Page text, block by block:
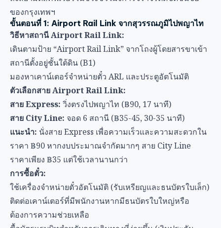
สาย City Line:จอด 6 สถานี (฿35-45, 30-35 นาที)
แนะนำ:นั่งสาย Express เพื่อความเร็วและความสะดวกใน
ราคา ฿90 หากงบประมาณจำกัดมากๆ สาย City Line
ราคาเพียง ฿35 แต่ใช้เวลานานกว่า
การซื้อตั๋ว:
ใช้เครื่องจำหน่ายตั๋วอัตโนมัติ (รับเหรียญและธนบัตรใบเล็ก)
ติดต่อเคาน์เตอร์ที่มีพนักงานหากมีธนบัตรใบใหญ่หรือ
ต้องการความช่วยเหลือ
ซื้อบัตรแรบบิทสำหรับการเดินทางที่ง่ายขึ้น (เงินประกัน
฿100 + เติมเงิน)